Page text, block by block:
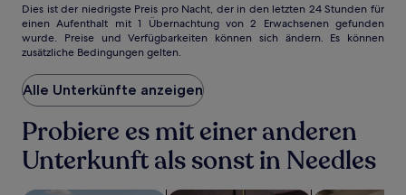
Dies
ist
der
niedrigste
Preis
pro
Nacht,
der
in
den
letzten
24 Stunden
Dies ist der niedrigste Preis pro Nacht, der in den letzten 24 Stunden für
einen Aufenthalt mit 1 Übernachtung von 2 Erwachsenen gefunden
wurde. Preise und Verfügbarkeiten können sich ändern. Es können
zusätzliche Bedingungen gelten.
Alle Unterkünfte anzeigen
Probiere es mit einer anderen
Unterkunft als sonst in Needles